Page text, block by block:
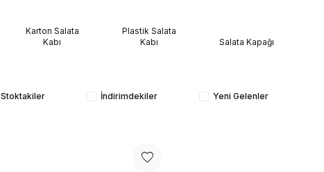
Karton Salata
Kabı
Plastik Salata
Kabı
Salata Kapağı
Stoktakiler İndirimdekiler Yeni Gelenler